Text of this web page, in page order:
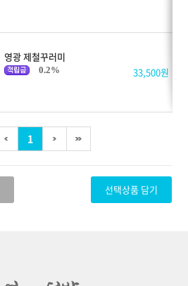
영광 제철꾸러미
0.2% 33,500원
1
선택상품 담기